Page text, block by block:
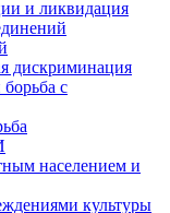
и ликвидация
дискриминация
с
населением и
культуры